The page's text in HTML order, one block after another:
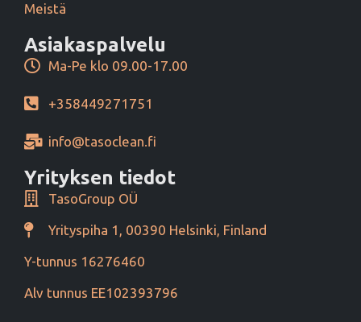
Meistä
Asiakaspalvelu
Ma-Pe klo 09.00-17.00
+358449271751
info@tasoclean.fi
Yrityksen tiedot
TasoGroup OÜ
Yrityspiha 1, 00390 Helsinki, Finland
Y-tunnus 16276460
Alv tunnus EE102393796